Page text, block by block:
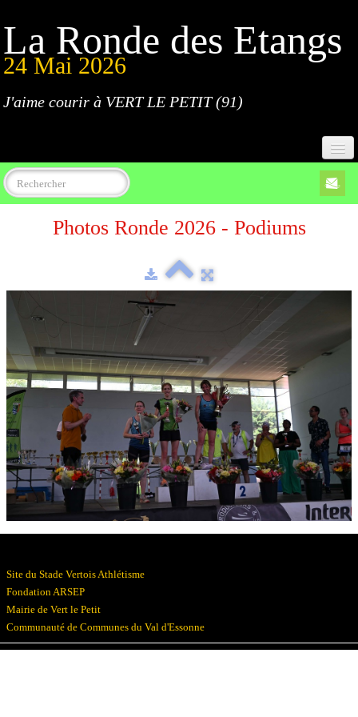
La Ronde des Etangs
24 Mai 2026
J'aime courir à VERT LE PETIT (91)
Accueil
Programme
Résultats
Devenez bénévoles
Partenaires
Photos▼
Photos Ronde 2026 - Podiums
Site du Stade Vertois Athlétisme
Fondation ARSEP
Mairie de Vert le Petit
Communauté de Communes du Val d'Essonne